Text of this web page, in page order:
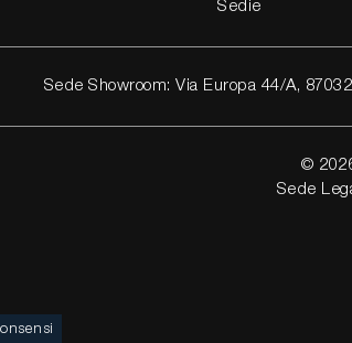
Sedie
Sede Showroom: Via Europa 44/A,
©
Sede